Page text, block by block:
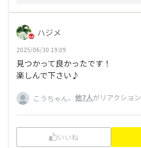
ハジメ
2025/06/30 19:09
見つかって良かったです！
楽しんで下さい♪
こうちゃん、 他7人がリアクション
いいね